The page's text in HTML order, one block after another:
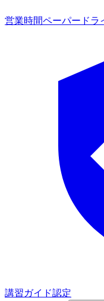
営業時間ペーパードラ
講習ガイド認定